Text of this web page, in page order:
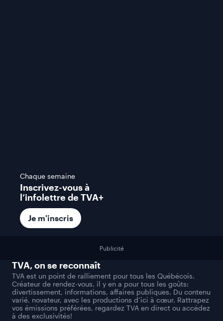
Chaque semaine
Inscrivez-vous à
l’infolettre de TVA+
Je m'inscris
Publicité
TVA, on se reconnaît
TVA est un point de ralliement pour tous les Québécois.
Créateur de rendez-vous, il y en a pour tous les goûts:
divertissement, informations, affaires publiques. Du contenu
varié, novateur, avec les productions d’ici à cœur. Rattrapez
vos émissions préférées, regardez TVA en direct ou accédez
à des exclusivités!